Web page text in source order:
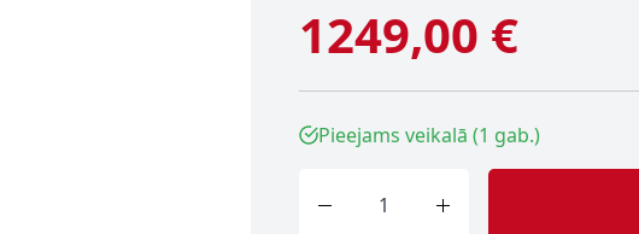
1249,00 €
Pieejams veikalā (1 gab.)